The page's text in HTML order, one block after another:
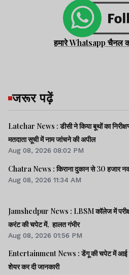
हमारे Whatsapp चैनल
जरूर पढ़ें
Latehar News : डीसी ने किया बूथों का
मतदाता सूची में नाम जांचने की अपील
Aug 08, 2026 08:02 PM
Chatra News : किराना दुकान से 30 हजार
Aug 08, 2026 11:34 AM
Jamshedpur News : LBSM कॉलेज में
करंट की चपेट में, हालत गंभीर
Aug 08, 2026 01:56 PM
Entertainment News : डेंगू की चपेट में आई
शेयर कर दी जानकारी